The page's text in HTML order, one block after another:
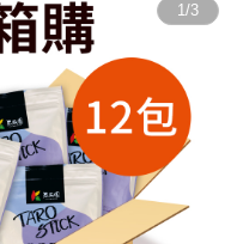
1/3